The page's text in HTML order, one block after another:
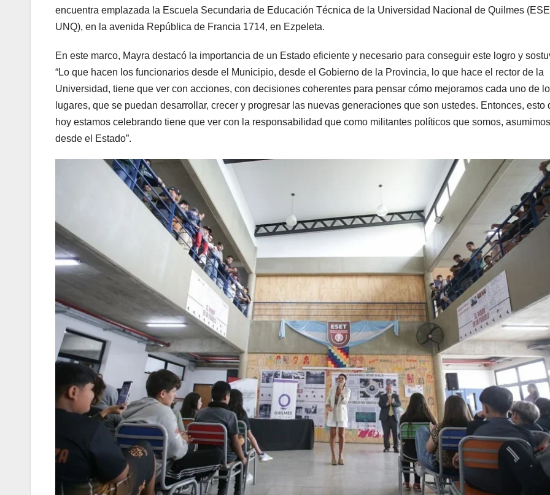
encuentra emplazada la Escuela Secundaria de Educación Técnica de la Universidad Nacional de Quilmes
UNQ), en la avenida República de Francia 1714, en Ezpeleta.
En este marco, Mayra destacó la importancia de un Estado eficiente y necesario para conseguir este logro y
“Lo que hacen los funcionarios desde el Municipio, desde el Gobierno de la Provincia, lo que hace el rector de la
Universidad, tiene que ver con acciones, con decisiones coherentes para pensar cómo mejoramos cada uno de
lugares, que se puedan desarrollar, crecer y progresar las nuevas generaciones que son ustedes. Entonces, esto
hoy estamos celebrando tiene que ver con la responsabilidad que como militantes políticos que somos, asumimos
desde el Estado”.